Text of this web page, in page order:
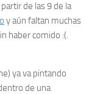
de las 9 de la
y aún faltan muchas
haber comido :(.
ya va pintando
de una